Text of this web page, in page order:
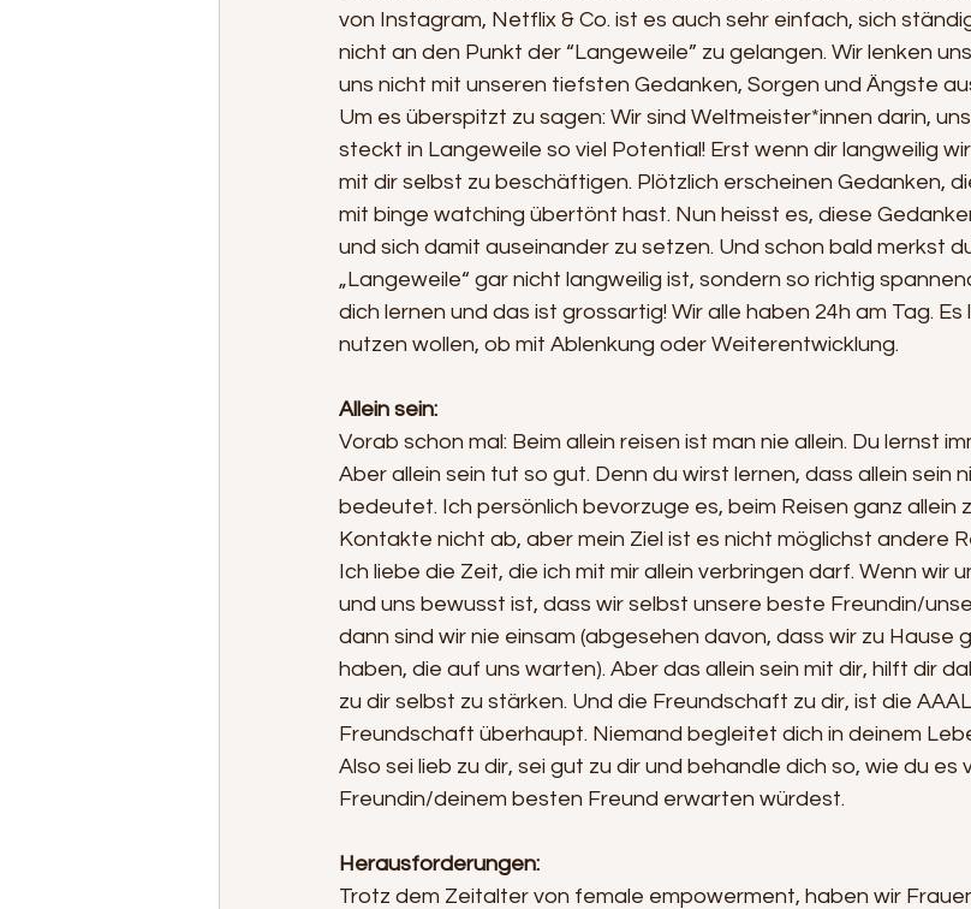
von Instagram, Netflix & Co. ist es auch sehr einfach, sich
nicht an den Punkt der “Langeweile” zu gelangen. Wir lenken
uns nicht mit unseren tiefsten Gedanken, Sorgen und Ängste
Um es überspitzt zu sagen: Wir sind Weltmeister*innen darin,
steckt in Langeweile so viel Potential! Erst wenn dir langweilig
mit dir selbst zu beschäftigen. Plötzlich erscheinen Gedanken,
mit binge watching übertönt hast. Nun heisst es, diese
und sich damit auseinander zu setzen. Und schon bald merkst
„Langeweile“ gar nicht langweilig ist, sondern so richtig
dich lernen und das ist grossartig! Wir alle haben 24h am Tag.
nutzen wollen, ob mit Ablenkung oder Weiterentwicklung.
Allein sein:
Vorab schon mal: Beim allein reisen ist man nie allein. Du lernst
Aber allein sein tut so gut. Denn du wirst lernen, dass allein sein
bedeutet. Ich persönlich bevorzuge es, beim Reisen ganz allein
Kontakte nicht ab, aber mein Ziel ist es nicht möglichst andere
Ich liebe die Zeit, die ich mit mir allein verbringen darf. Wenn wir
und uns bewusst ist, dass wir selbst unsere beste Freundin/
dann sind wir nie einsam (abgesehen davon, dass wir zu Hause
haben, die auf uns warten). Aber das allein sein mit dir, hilft dir
zu dir selbst zu stärken. Und die Freundschaft zu dir, ist die
Freundschaft überhaupt. Niemand begleitet dich in deinem
Also sei lieb zu dir, sei gut zu dir und behandle dich so, wie du es
Freundin/deinem besten Freund erwarten würdest.
Herausforderungen:
Trotz dem Zeitalter von female empowerment, haben wir